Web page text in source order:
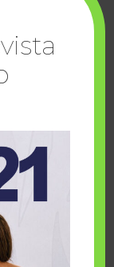
A-Wish